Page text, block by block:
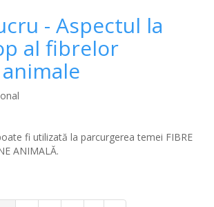
- Aspectul la
al fibrelor
fi utilizată la parcurgerea temei FIBRE
ANIMALĂ.